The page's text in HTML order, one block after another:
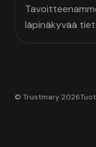
läpinäkyvää
© Trustmary 2026